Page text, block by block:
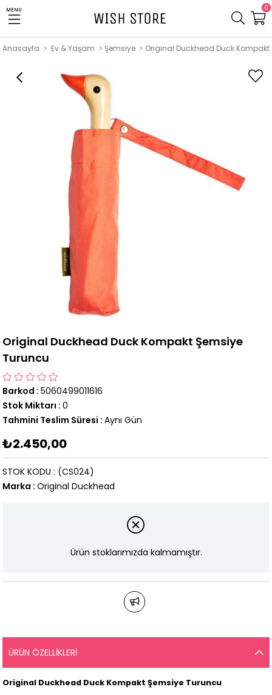
MENU 0
Anasayfa Ev & Yaşam Şemsiye Original Duckhead Duck
Original Duckhead Duck Kompakt Şemsiye
Turuncu
Barkod : 5060499011616
Stok Miktarı : 0
Tahmini Teslim Süresi : Aynı Gün
₺2.450,00
(CS024)
STOK KODU
Marka : Original Duckhead
Ürün stoklarımızda kalmamıştır.
ÜRÜN ÖZELLIKLERI
Original Duckhead Duck Kompakt Şemsiye Turuncu